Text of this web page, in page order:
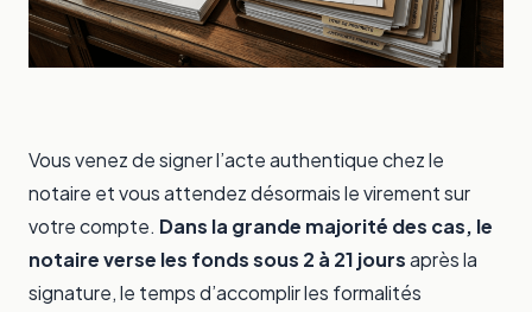
Vous venez de signer l’acte authentique chez le
notaire et vous attendez désormais le virement sur
votre compte. Dans la grande majorité des cas, le
notaire verse les fonds sous 2 à 21 joursaprès la
signature, le temps d’accomplir les formalités